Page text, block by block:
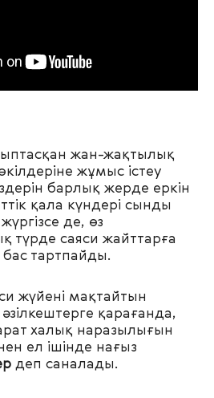
жан-жақтылық
жұмыс істеу
барлық жерде еркін
қала күндері сынды
де, өз
түрде саяси жайттарға
бас тартпайды.
жүйені мақтайтын
қарағанда,
халық наразылығын
ел ішінде нағыз
деп саналады.